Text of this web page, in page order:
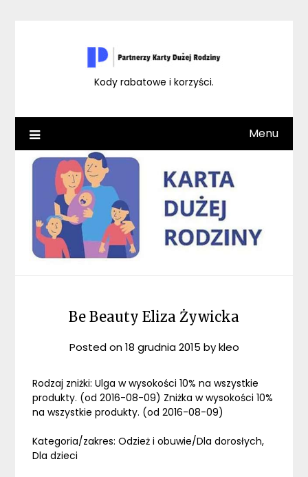
Kody rabatowe i korzyści.
Menu
Be Beauty Eliza Żywicka
Posted on18 grudnia 2015 bykleo
Rodzaj zniżki: Ulga w wysokości 10% na wszystkie
produkty. (od 2016-08-09) Zniżka w wysokości 10%
na wszystkie produkty. (od 2016-08-09)
Kategoria/zakres: Odzież i obuwie/Dla dorosłych,
Dla dzieci